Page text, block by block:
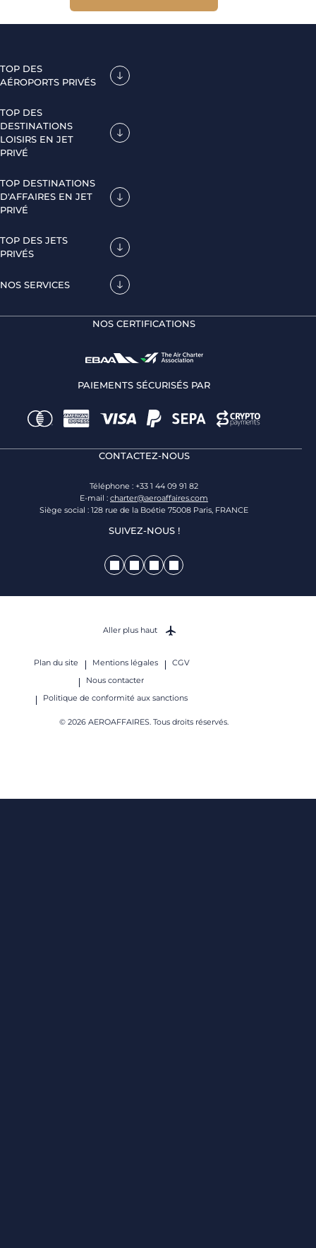
TOP DES
AÉROPORTS PRIVÉS
TOP DES
DESTINATIONS
LOISIRS EN JET
PRIVÉ
TOP DESTINATIONS
D'AFFAIRES EN JET
PRIVÉ
TOP DES JETS
PRIVÉS
NOS SERVICES
NOS CERTIFICATIONS
PAIEMENTS SÉCURISÉS PAR
CONTACTEZ-NOUS
Téléphone : +33 1 44 09 91 82
E-mail : charter@aeroaffaires.com
Siège social : 128 rue de la Boétie 75008 Paris, FRANCE
SUIVEZ-NOUS !
Plan du site Mentions légales
CGV
Nous contacter
Politique de conformité aux sanctions
© 2026 AEROAFFAIRES. Tous droits réservés.
Aller plus haut